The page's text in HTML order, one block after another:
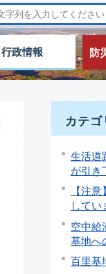
行政情報 防
カテゴ
生活道
が引き
【注
してい
空中給
基地へ
百里基